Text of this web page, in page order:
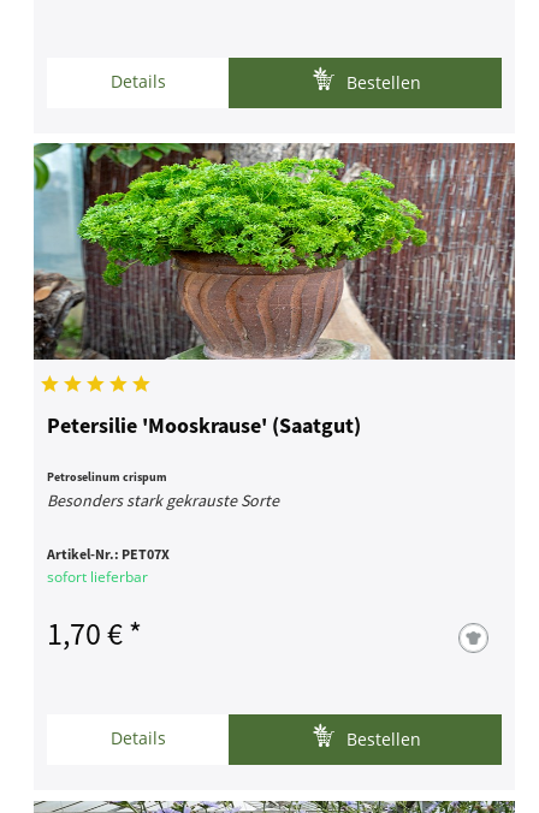
Details Bestellen
Petersilie 'Mooskrause' (Saatgut)
Petroselinum crispum
Besonders stark gekrauste Sorte
Artikel-Nr.: PET07X
sofort lieferbar
1,70 € *
Details Bestellen